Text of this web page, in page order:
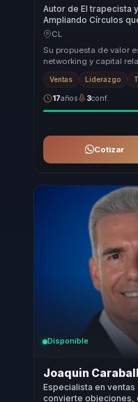
Autor de El trapecista
Ampliando Círculos
relacional en ventas y
CL
Su propuesta de valor
networking y capital
concretas de venta,
presen...
Ventas Liderazgo
17años 3conf.
Cotizar
Disponible
Joaquin
Especialista en
convierte objeciones,